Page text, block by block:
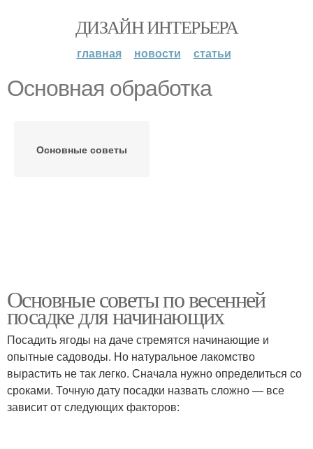
ДИЗАЙН ИНТЕРЬЕРА
главная новости статьи
Основная обработка
Основные советы
Основные советы по весенней
посадке для начинающих
Посадить ягоды на даче стремятся начинающие и
опытные садоводы. Но натуральное лакомство
вырастить не так легко. Сначала нужно определиться со
сроками. Точную дату посадки назвать сложно — все
зависит от следующих факторов: